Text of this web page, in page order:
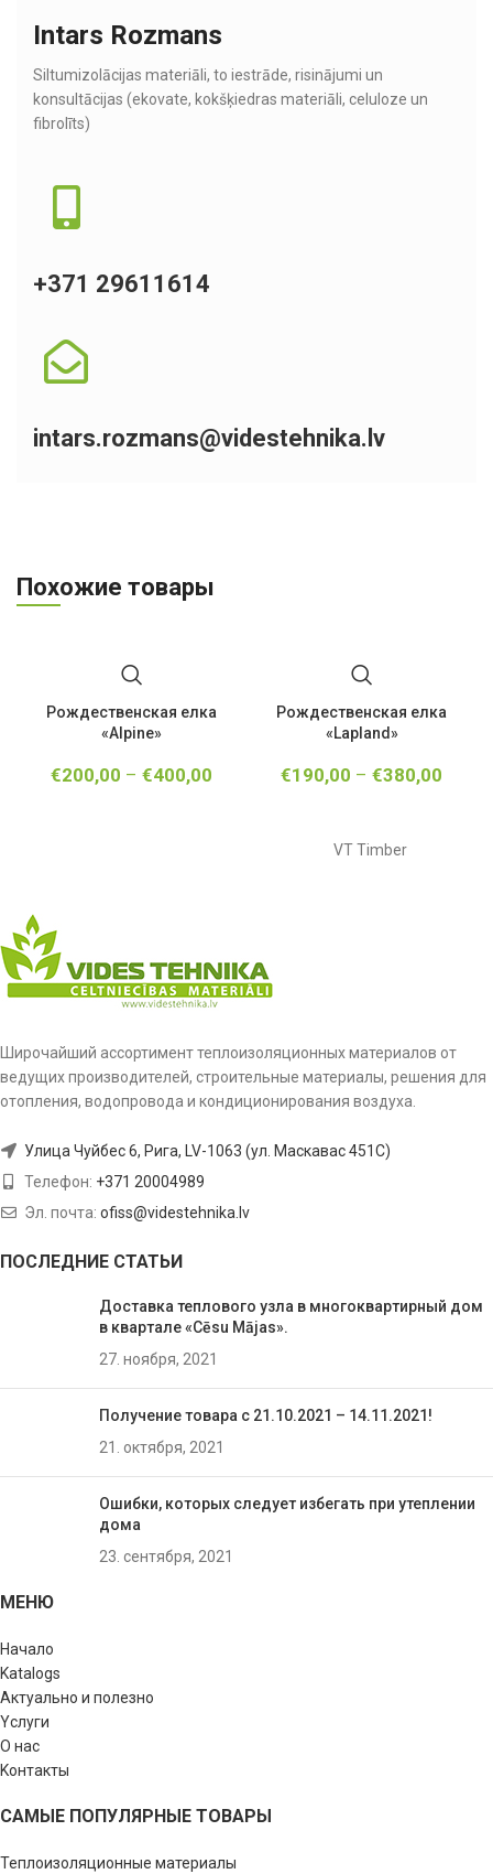
Intars Rozmans
Siltumizolācijas materiāli, to iestrāde, risinājumi un
konsultācijas (ekovate, kokšķiedras materiāli, celuloze un
fibrolīts)
+371 29611614
intars.rozmans@videstehnika.lv
Похожие товары
Рождественская елка
«Alpine»
€200,00 – €400,00
Рождественская елка
«Lapland»
€190,00 – €380,00
VT Timber
Широчайший ассортимент теплоизоляционных материалов от
ведущих производителей, строительные материалы, решения для
отопления, водопровода и кондиционирования воздуха.
Улица Чуйбес 6, Рига, LV-1063 (ул. Маскавас 451C)
Телефон: +371 20004989
Эл. почта: ofiss@videstehnika.lv
ПОСЛЕДНИЕ СТАТЬИ
Доставка теплового узла в многоквартирный дом
в квартале «Cēsu Mājas».
27. ноября, 2021
Получение товара с 21.10.2021 – 14.11.2021!
21. октября, 2021
Ошибки, которых следует избегать при утеплении
домa
23. сентября, 2021
МЕНЮ
Начало
Katalogs
Актуально и полезно
Yслуги
О нас
Kонтакты
САМЫЕ ПОПУЛЯРНЫЕ ТОВАРЫ
Теплоизоляционные материалы